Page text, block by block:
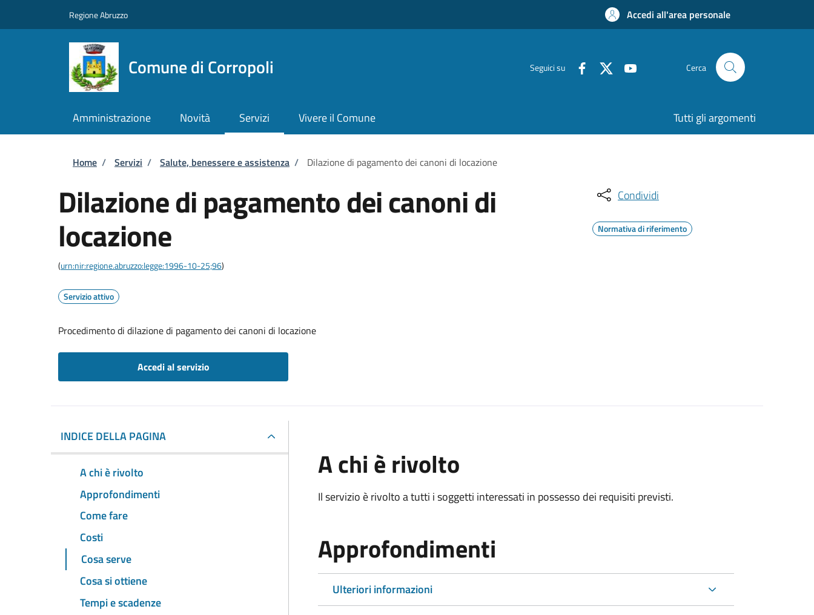
Regione Abruzzo Accedi all'area personale
Comune di Corropoli Seguici su Cerca
Amministrazione Novità Servizi Vivere il Comune Tutti gli argomenti
Briciole di pane
Home / Servizi / Salute, benessere e assistenza / Dilazione di pagamento dei canoni di locazione
Dilazione di pagamento dei canoni di
locazione
(urn:nir:regione.abruzzo:legge:1996-10-25;96)
Servizio attivo
Procedimento di dilazione di pagamento dei canoni di locazione
Accedi al servizio
Condividi
Normativa di riferimento
INDICE DELLA PAGINA
A chi è rivolto
Approfondimenti
Come fare
Costi
Cosa serve
Cosa si ottiene
Tempi e scadenze
A chi è rivolto
Il servizio è rivolto a tutti i soggetti interessati in possesso dei requisiti previsti.
Approfondimenti
Ulteriori informazioni